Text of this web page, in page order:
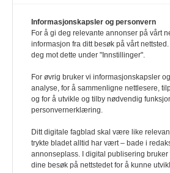
1. august 2026
Ville ha tilsvart verdens trettende største land
denne må du ha abonnement Logg inn her
også egne abonnementer for biblioteker og
Redaksjonen
Informasjonskapsler og personvern
For å gi deg relevante annonser på vårt
informasjon fra ditt besøk på vårt
deg mot dette under "Innstillinger".
For øvrig bruker vi informasjonskapsler
analyse, for å sammenligne nettlesere,
og for å utvikle og tilby nødvendig
personvernerklæring.
Ditt digitale fagblad skal være like
trykte bladet alltid har vært – bade i
annonseplass. I digital publisering
dine besøk på nettstedet for å kunne